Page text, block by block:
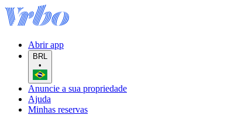
Abrir app
BRL
•
Anuncie a sua propriedade
Ajuda
Minhas reservas